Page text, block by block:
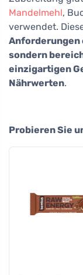
Mandelmehl,
verwendet.
Anforderungen
sondern
einzigartigen
Nährwerten.
Probieren Sie